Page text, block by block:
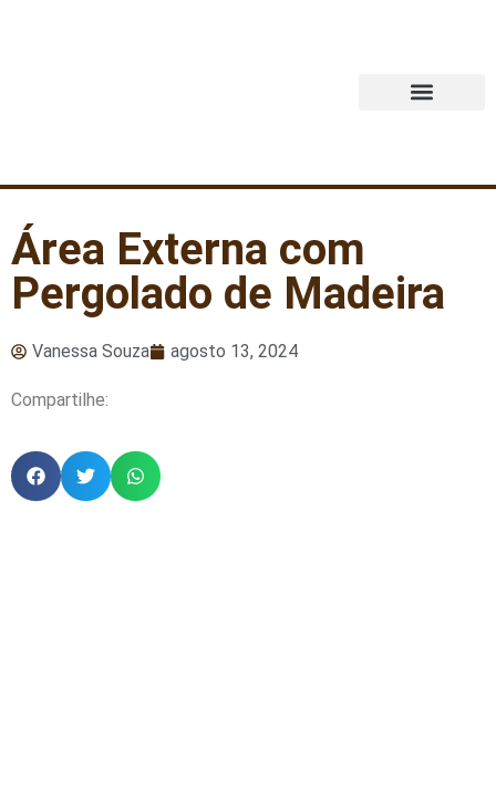
Área Externa com
Pergolado de Madeira
Vanessa Souza agosto 13, 2024
Compartilhe: